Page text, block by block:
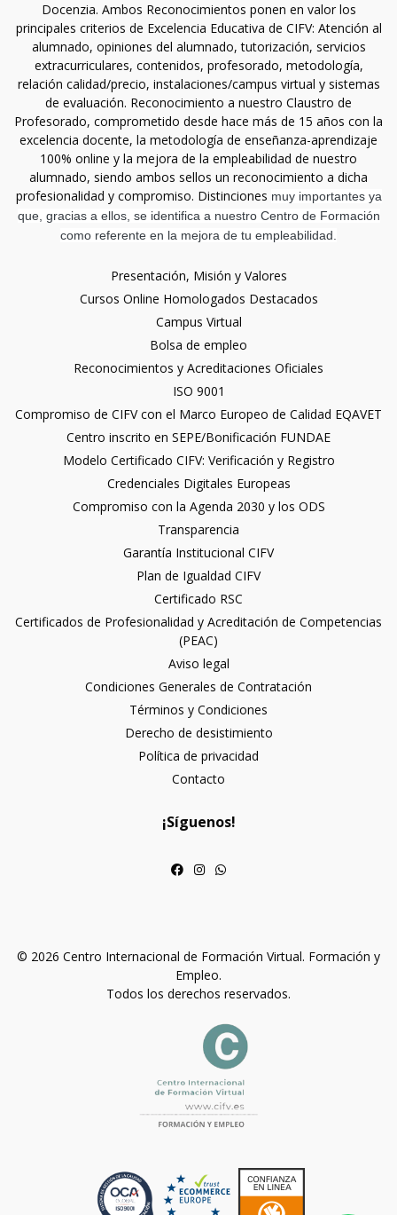
Docenzia. Ambos Reconocimientos ponen en valor los
principales criterios de Excelencia Educativa de CIFV: Atención al
alumnado, opiniones del alumnado, tutorización, servicios
extracurriculares, contenidos, profesorado, metodología,
relación calidad/precio, instalaciones/campus virtual y sistemas
de evaluación. Reconocimiento a nuestro Claustro de
Profesorado, comprometido desde hace más de 15 años con la
excelencia docente, la metodología de enseñanza-aprendizaje
100% online y la mejora de la empleabilidad de nuestro
alumnado, siendo ambos sellos un reconocimiento a dicha
profesionalidad y compromiso. Distinciones muy importantes ya
que, gracias a ellos, se identifica a nuestro Centro de Formación
como referente en la mejora de tu empleabilidad.
Presentación, Misión y Valores
Cursos Online Homologados Destacados
Campus Virtual
Bolsa de empleo
Reconocimientos y Acreditaciones Oficiales
ISO 9001
Compromiso de CIFV con el Marco Europeo de Calidad EQAVET
Centro inscrito en SEPE/Bonificación FUNDAE
Modelo Certificado CIFV: Verificación y Registro
Credenciales Digitales Europeas
Compromiso con la Agenda 2030 y los ODS
Transparencia
Garantía Institucional CIFV
Plan de Igualdad CIFV
Certificado RSC
Certificados de Profesionalidad y Acreditación de Competencias
(PEAC)
Aviso legal
Condiciones Generales de Contratación
Términos y Condiciones
Derecho de desistimiento
Política de privacidad
Contacto
¡Síguenos!
© 2026 Centro Internacional de Formación Virtual. Formación y
Empleo.
Todos los derechos reservados.